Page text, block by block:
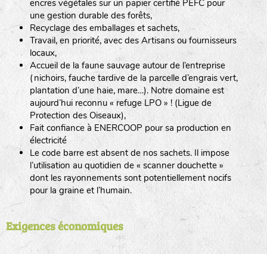
encres végétales sur un papier certifié PEFC pour
une gestion durable des forêts,
Recyclage des emballages et sachets,
Travail, en priorité, avec des Artisans ou fournisseurs
locaux,
Accueil de la faune sauvage autour de l’entreprise
(nichoirs, fauche tardive de la parcelle d’engrais vert,
plantation d’une haie, mare…). Notre domaine est
aujourd’hui reconnu « refuge LPO » ! (Ligue de
Protection des Oiseaux),
Fait confiance à ENERCOOP pour sa production en
électricité
Le code barre est absent de nos sachets. Il impose
l’utilisation au quotidien de « scanner douchette »
dont les rayonnements sont potentiellement nocifs
pour la graine et l’humain.
Exigences économiques